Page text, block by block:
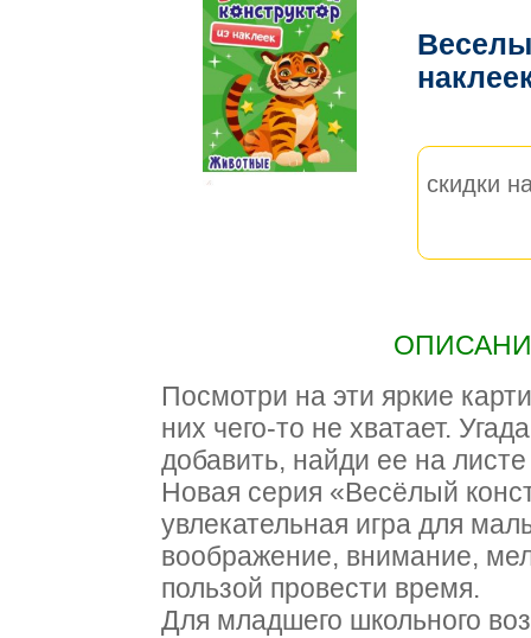
скидки
Посмотри на эти яркие
них чего-то не хватает.
добавить, найди ее на
Новая серия «Весёлый
увлекательная игра для
воображение, внимание,
пользой провести время.
Для младшего школьного